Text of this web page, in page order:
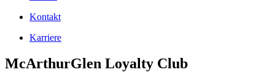
Kontakt
Karriere
McArthurGlen Loyalty Club